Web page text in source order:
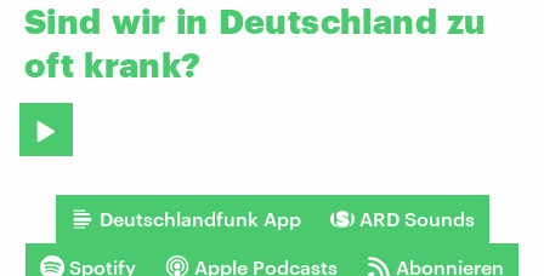
Sind wir in Deutschland zu
oft krank?
Deutschlandfunk App ARD Sounds
Spotify Apple Podcasts Abonnieren